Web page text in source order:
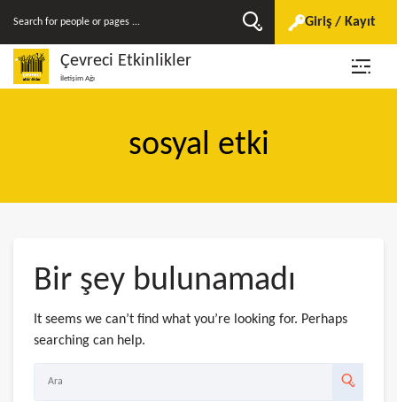
Giriş / Kayıt
Çevreci Etkinlikler
İletişim Ağı
sosyal etki
Bir şey bulunamadı
It seems we can’t find what you’re looking for. Perhaps
searching can help.